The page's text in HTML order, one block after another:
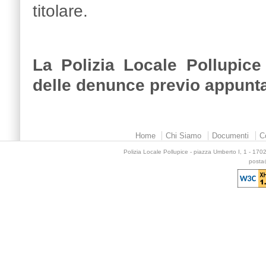
titolare.
La Polizia Locale
delle denunce previo
Home Chi Siamo Documenti
Polizia Locale Pollupice - piazza Umberto I, 1 -